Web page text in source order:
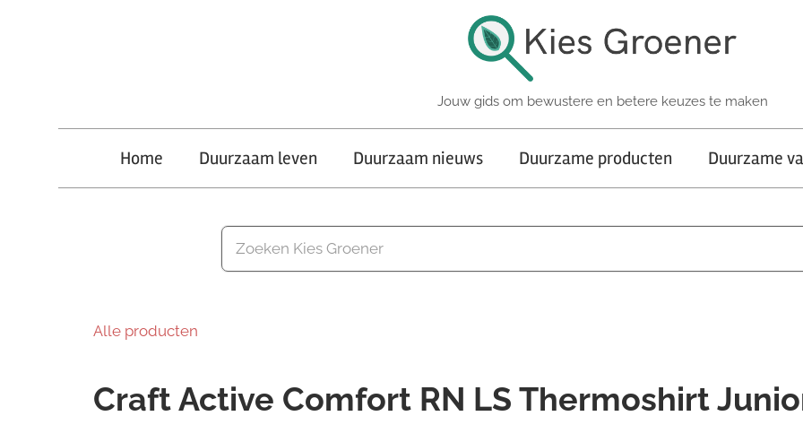
Kies
Groener
Jouw gids om bewustere en betere keuzes te maken
Home Duurzaam leven Duurzaam nieuws Duurzame producten Duurzame
Alle producten
Craft Active Comfort RN LS Thermoshirt